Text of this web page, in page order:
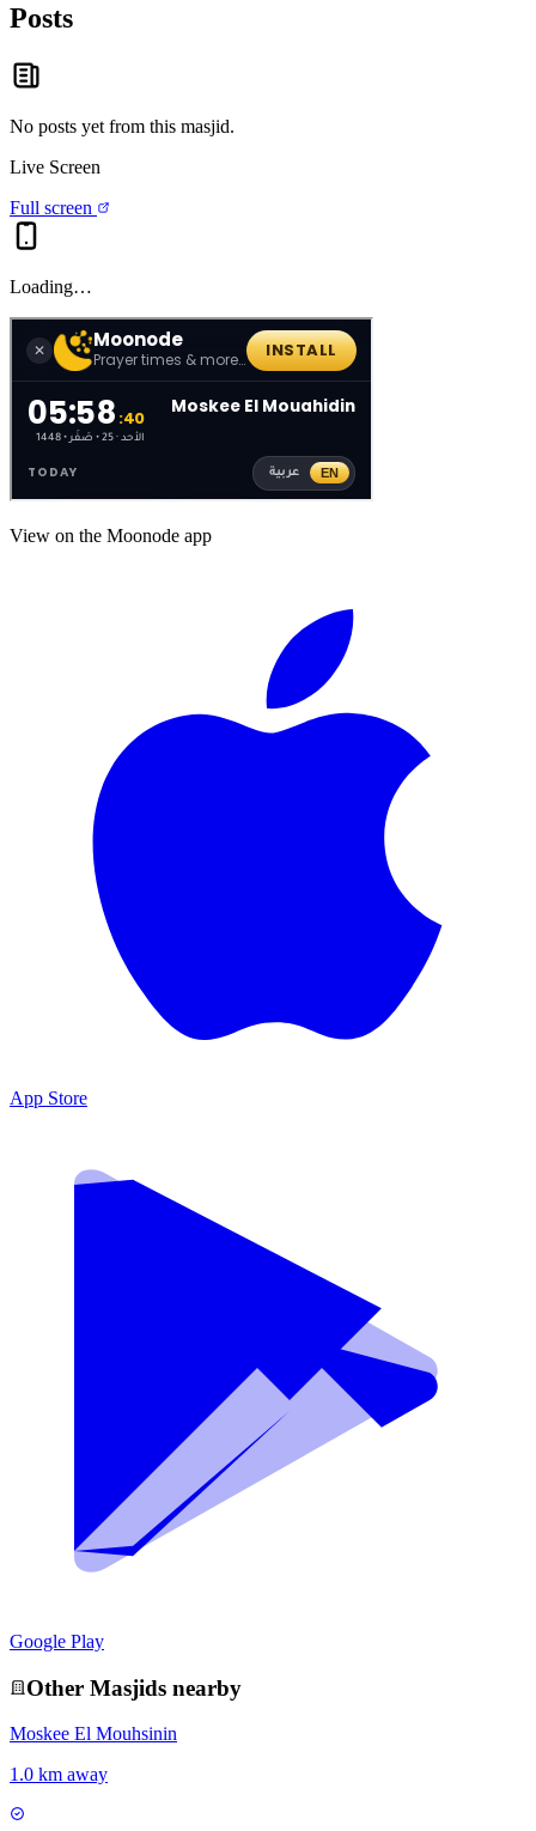
Posts
No posts yet from this masjid.
Live Screen
Full screen
Loading…
View on the Moonode app
App Store
Google Play
Other Masjids nearby
Moskee El Mouhsinin
1.0 km away